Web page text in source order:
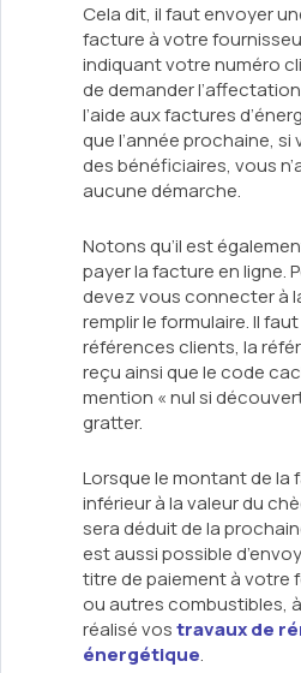
Cela dit, il faut envoyer
facture à votre
indiquant votre numéro
de demander
l’aide aux factures
que l’année prochaine,
des bénéficiaires, vous
aucune démarche.
Notons qu’il est
payer la facture en ligne.
devez vous connecter à
remplir le formulaire. Il
références clients, la
reçu ainsi que le code
mention « nul si
gratter.
Lorsque le montant de la
inférieur à la valeur du
sera déduit de la
est aussi possible
titre de paiement à votre
ou autres combustibles, à
réalisé vostravaux de
énergétique.